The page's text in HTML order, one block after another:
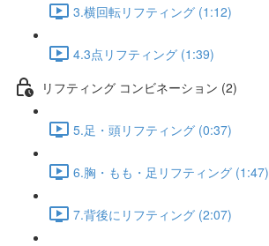
3.横回転リフティング (1:12)
4.3点リフティング (1:39)
リフティング コンビネーション (2)
5.足・頭リフティング (0:37)
6.胸・もも・足リフティング (1:47)
7.背後にリフティング (2:07)